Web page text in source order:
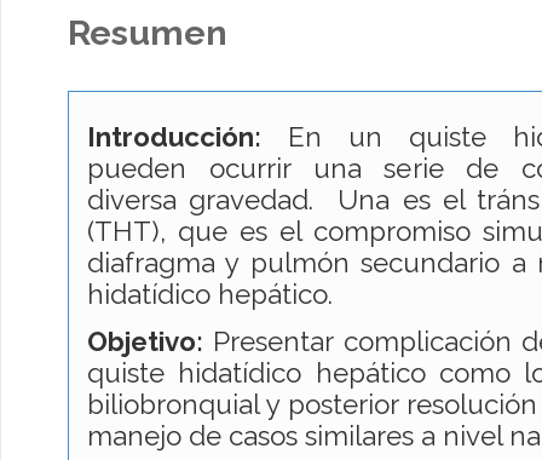
Resumen
Introducción: En un quiste
pueden ocurrir una serie de
diversa gravedad. Una es el
(THT), que es el compromiso
diafragma y pulmón secundario
hidatídico hepático.
Objetivo: Presentar complicación
quiste hidatídico hepático como
biliobronquial y posterior
manejo de casos similares a nivel